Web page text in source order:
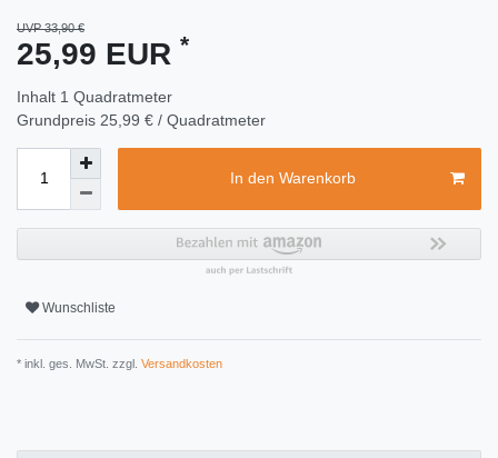
UVP 33,90 €
25,99 EUR *
Inhalt 1 Quadratmeter
Grundpreis 25,99 € / Quadratmeter
In den Warenkorb
Wunschliste
* inkl. ges. MwSt. zzgl. Versandkosten